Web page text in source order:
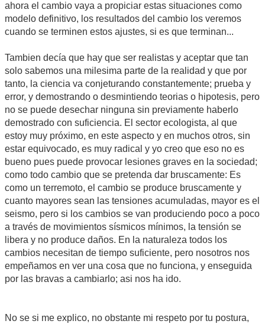
ahora el cambio vaya a propiciar estas situaciones como
modelo definitivo, los resultados del cambio los veremos
cuando se terminen estos ajustes, si es que terminan...
Tambien decía que hay que ser realistas y aceptar que tan
solo sabemos una milesima parte de la realidad y que por
tanto, la ciencia va conjeturando constantemente; prueba y
error, y demostrando o desmintiendo teorias o hipotesis, pero
no se puede desechar ninguna sin previamente haberlo
demostrado con suficiencia. El sector ecologista, al que
estoy muy próximo, en este aspecto y en muchos otros, sin
estar equivocado, es muy radical y yo creo que eso no es
bueno pues puede provocar lesiones graves en la sociedad;
como todo cambio que se pretenda dar bruscamente: Es
como un terremoto, el cambio se produce bruscamente y
cuanto mayores sean las tensiones acumuladas, mayor es el
seismo, pero si los cambios se van produciendo poco a poco
a través de movimientos sísmicos mínimos, la tensión se
libera y no produce daños. En la naturaleza todos los
cambios necesitan de tiempo suficiente, pero nosotros nos
empeñamos en ver una cosa que no funciona, y enseguida
por las bravas a cambiarlo; asi nos ha ido.
No se si me explico, no obstante mi respeto por tu postura,